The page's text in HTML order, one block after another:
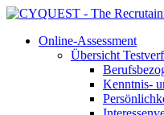
Online-Assessment
Übersicht
Kenntnis-